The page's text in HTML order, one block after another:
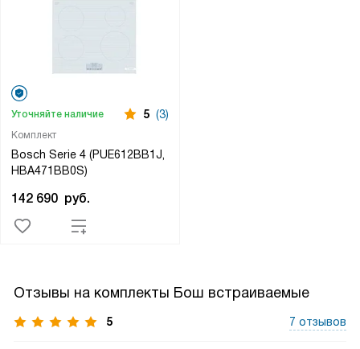
Комплект
Bosch Serie 4 (PUE612BB1J,
HBA471BB0S)
Уточняйте наличие 5 (3)
142 690 руб.
Отзывы на комплекты Бош встраиваемые
5 7 отзывов